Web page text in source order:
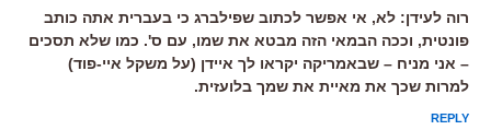
רוה לעידן: לא, אי אפשר לכתוב שפילברג כי בעברית אתה כותב
פונטית, וככה הבמאי הזה מבטא את שמו, עם ס'. כמו שלא תסכים
– אני מניח – שבאמריקה יקראו לך איידן (על משקל איי-פוד)
למרות שכך את מאיית את שמך בלועזית.
REPLY